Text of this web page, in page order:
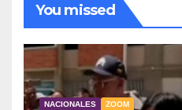
You missed
NACIONALES ZOOM